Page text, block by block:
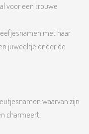
voor een trouwe
met haar
juweeltje onder de
waarvan zijn
charmeert.